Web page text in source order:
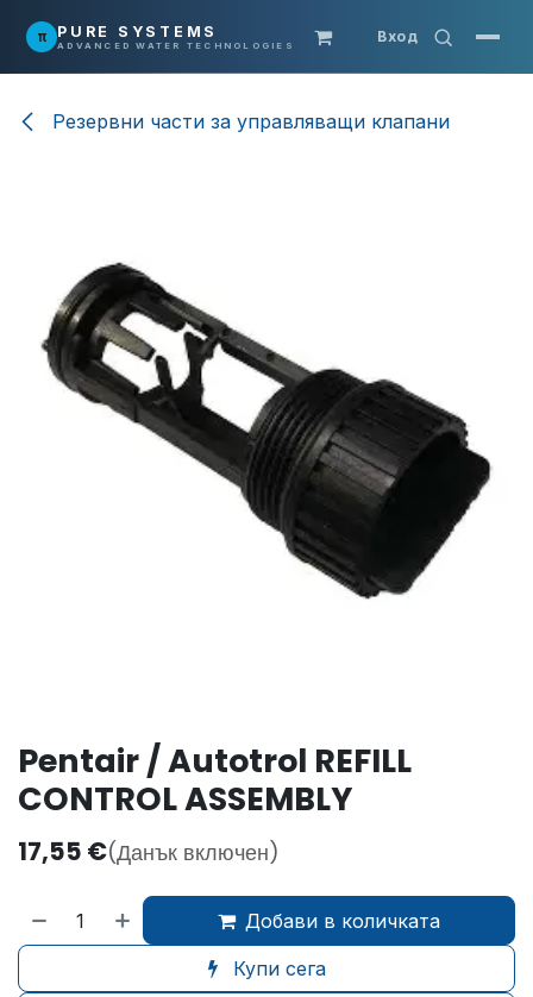
π PURE SYSTEMS
ADVANCED WATER TECHNOLOGIES
Вход
Резервни части за управляващи клапани
Pentair / Autotrol REFILL
CONTROL ASSEMBLY
17,55 €(Данък включен)
Добави в количката
Купи сега